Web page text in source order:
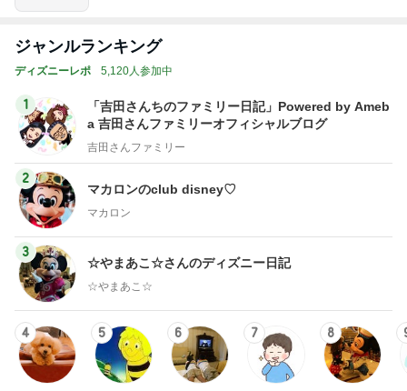
ジャンルランキング
ディズニーレポ 5,120人参加中
1
「吉田さんちのファミリー日記」Powered by Ameb
a 吉田さんファミリーオフィシャルブログ
吉田さんファミリー
2
マカロンのclub disney♡
マカロン
3
☆やまあこ☆さんのディズニー日記
☆やまあこ☆
4 5 6 7 8